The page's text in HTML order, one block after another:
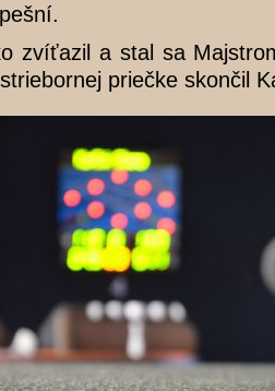
zvíťazil a stal sa
priečke skončil